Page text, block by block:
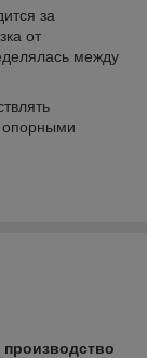
за
от
между
опорными